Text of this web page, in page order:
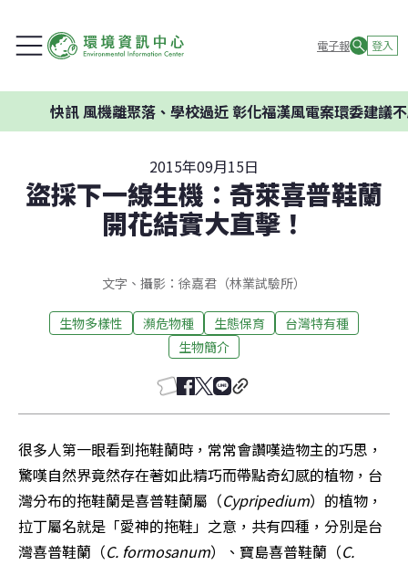
電子報 登入
機離聚落、學校過近 彰化福漢風電案環委建議不應開發
2015年09月15日
盜採下一線生機：奇萊喜普鞋蘭
開花結實大直擊！
文字、攝影：徐嘉君（林業試驗所）
生物多樣性 瀕危物種 生態保育
台灣特有種
生物簡介
很多人第一眼看到拖鞋蘭時，常常會讚嘆造物主的巧思，
驚嘆自然界竟然存在著如此精巧而帶點奇幻感的植物，台
灣分布的拖鞋蘭是喜普鞋蘭屬（Cypripedium）的植物，
拉丁屬名就是「愛神的拖鞋」之意，共有四種，分別是台
灣喜普鞋蘭（C. formosanum）、寶島喜普鞋蘭（C.